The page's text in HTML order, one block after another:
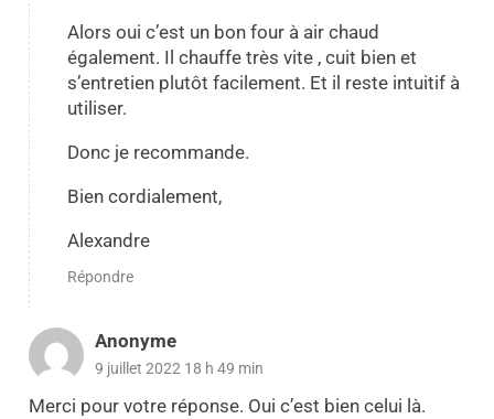
Alors oui c’est un bon four à air chaud
également. Il chauffe très vite , cuit bien et
s’entretien plutôt facilement. Et il reste intuitif à
utiliser.
Donc je recommande.
Bien cordialement,
Alexandre
Répondre
Anonyme
9 juillet 2022 18 h 49 min
Merci pour votre réponse. Oui c’est bien celui là.